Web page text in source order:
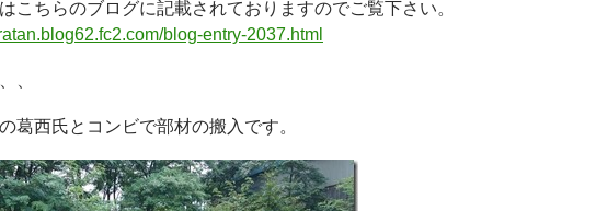
こちらのブログに記載されておりますのでご覧下さい。
blog-entry-2037.html
、
葛西氏とコンビで部材の搬入です。